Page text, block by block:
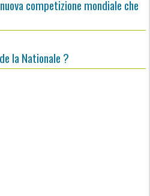
competizione mondiale che
la Nationale ?